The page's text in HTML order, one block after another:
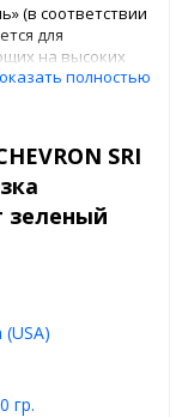
(в соответствии
для
на высоких
Company; US
International;
и Ford.
полностью
SRI
зеленый
гр.